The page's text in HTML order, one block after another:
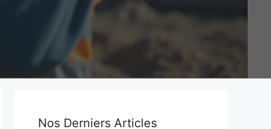
Nos Derniers Articles